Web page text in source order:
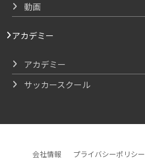
動画
アカデミー
アカデミー
サッカースクール
会社情報 プライバシーポリシー